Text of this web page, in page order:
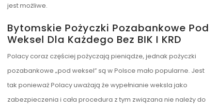
jest możliwe.
Bytomskie Pożyczki Pozabankowe Pod
Weksel Dla Każdego Bez BIK I KRD
Polacy coraz częściej pożyczają pieniądze, jednak pożyczki
pozabankowe „pod weksel” są w Polsce mało popularne. Jest
tak ponieważ Polacy uważają że wypełnianie weksla jako
zabezpieczenia i cała procedura z tym związana nie należy do